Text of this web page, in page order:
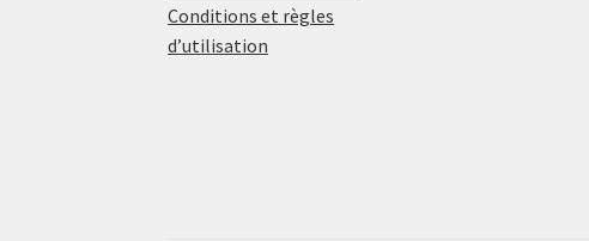
Conditions et règles
d’utilisation